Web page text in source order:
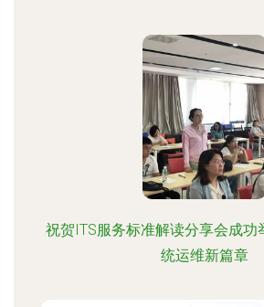
祝贺ITS服务标准解读分享会成功
统运维新篇章